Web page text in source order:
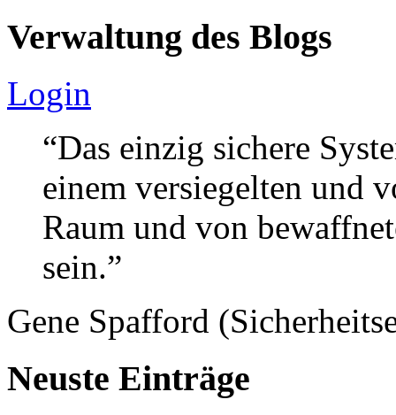
Verwaltung des Blogs
Login
“Das einzig sichere
einem versiegelten und
Raum und von
sein.”
Gene Spafford
Neuste Einträge